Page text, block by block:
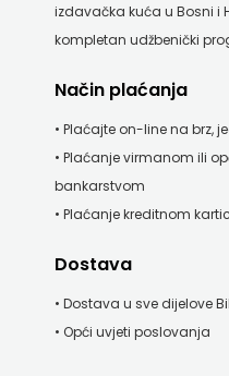
izdavačka kuća u Bosni i
kompletan udžbenički
Način plaćanja
• Plaćajte on-line na brz,
• Plaćanje virmanom ili
bankarstvom
• Plaćanje kreditnom
Dostava
• Dostava u sve dijelove
• Opći uvjeti poslovanja